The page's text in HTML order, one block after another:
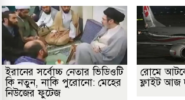
ইরানের সর্বোচ্চ নেতার ভিডিওটি
কি নতুন, নাকি পুরোনো: মেহের
নিউজের ফুটেজ
রোমে
ফ্লাইট আজ